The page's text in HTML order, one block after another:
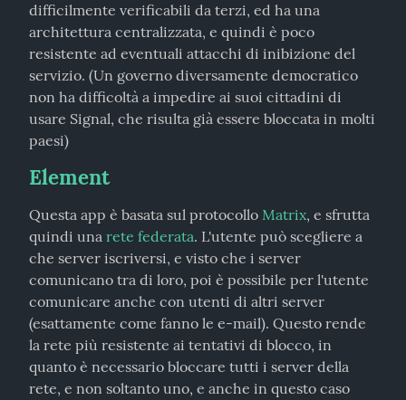
difficilmente verificabili da terzi, ed ha una
architettura centralizzata, e quindi è poco
resistente ad eventuali attacchi di inibizione del
servizio. (Un governo diversamente democratico
non ha difficoltà a impedire ai suoi cittadini di
usare Signal, che risulta già essere bloccata in molti
paesi)
Element
Questa app è basata sul protocollo Matrix, e sfrutta
quindi una rete federata. L'utente può scegliere a
che server iscriversi, e visto che i server
comunicano tra di loro, poi è possibile per l'utente
comunicare anche con utenti di altri server
(esattamente come fanno le e-mail). Questo rende
la rete più resistente ai tentativi di blocco, in
quanto è necessario bloccare tutti i server della
rete, e non soltanto uno, e anche in questo caso